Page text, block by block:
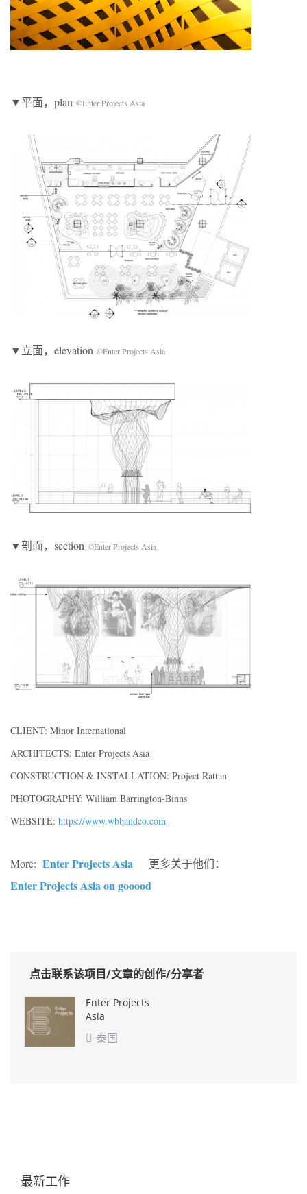
▼平面，plan ©Enter Projects Asia
▼立面，elevation ©Enter Projects Asia
▼剖面，section ©Enter Projects Asia
CLIENT: Minor International
ARCHITECTS: Enter Projects Asia
CONSTRUCTION & INSTALLATION: Project Rattan
PHOTOGRAPHY: William Barrington-Binns
WEBSITE: https://www.wbbandco.com
More: Enter Projects Asia 更多关于他们：
Enter Projects Asia on gooood
点击联系该项目/文章的创作/分享者
Enter Projects
Asia
 泰国
最新工作